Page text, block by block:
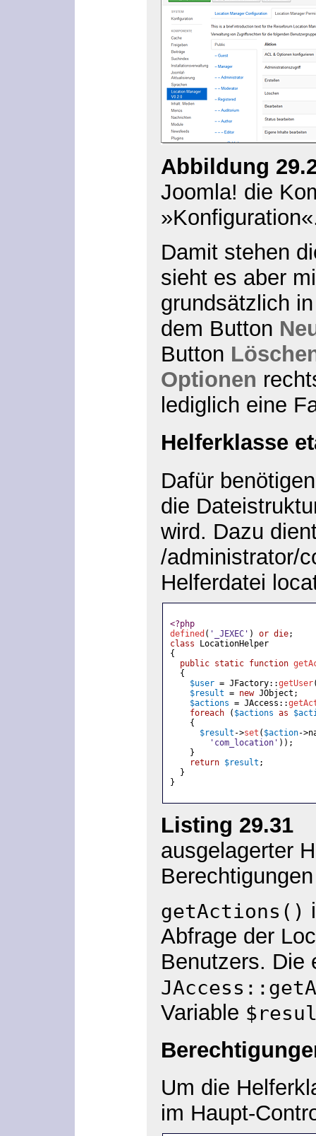
Abbildung
Joomla! die
Damit stehen
sieht es aber
grundsätzlich
dem Button
Button
Optionen
lediglich eine
Helferklasse
Dafür
die
wird. Dazu
/administrator/
Helferdatei
<?php
defined ( '_JEXEC' ) or die;
class
LocationHelper
{
public static function
{
$user = JFactory::getUser
$result = new JObject;
$actions = JAccess::
foreach
( $actions as
{
$result ->set ( $action-
'com_location' ));
}
return $result ;
}
}
Listing 29.31
ausgelagerter
getActions()
Abfrage der
Benutzers. Die
Variable
Um die
im Haupt-